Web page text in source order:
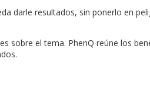
darle resultados, sin ponerlo en
sobre el tema. PhenQ reúne los